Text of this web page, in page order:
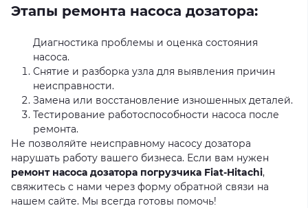
Этапы ремонта насоса дозатора:
Диагностика проблемы и оценка состояния
насоса.
Снятие и разборка узла для выявления причин
неисправности.
Замена или восстановление изношенных деталей.
Тестирование работоспособности насоса после
ремонта.
Не позволяйте неисправному насосу дозатора
нарушать работу вашего бизнеса. Если вам нужен
ремонт насоса дозатора погрузчика Fiat-Hitachi,
свяжитесь с нами через форму обратной связи на
нашем сайте. Мы всегда готовы помочь!